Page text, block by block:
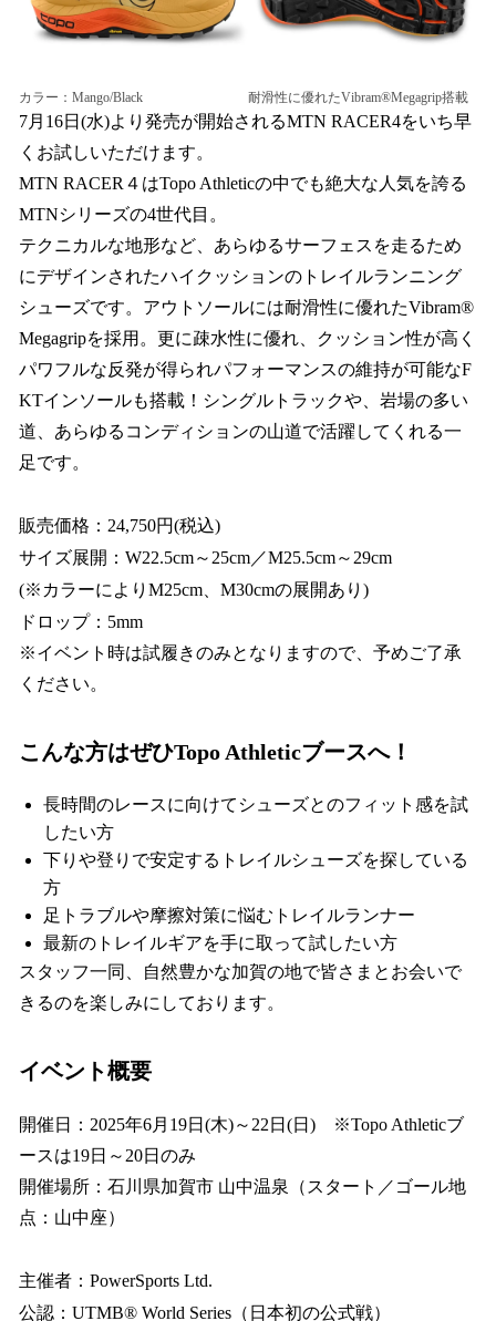
カラー：Mango/Black 耐滑性に優れたVibram®Megagrip搭載
7月16日(水)より発売が開始されるMTN RACER4をいち早
くお試しいただけます。
MTN RACER４はTopo Athleticの中でも絶大な人気を誇る
MTNシリーズの4世代目。
テクニカルな地形など、あらゆるサーフェスを走るため
にデザインされたハイクッションのトレイルランニング
シューズです。アウトソールには耐滑性に優れたVibram®
Megagripを採用。更に疎水性に優れ、クッション性が高く
パワフルな反発が得られパフォーマンスの維持が可能なF
KTインソールも搭載！シングルトラックや、岩場の多い
道、あらゆるコンディションの山道で活躍してくれる一
足です。
販売価格：24,750円(税込)
サイズ展開：W22.5cm～25cm／M25.5cm～29cm
(※カラーによりM25cm、M30cmの展開あり)
ドロップ：5mm
※イベント時は試履きのみとなりますので、予めご了承
ください。
こんな方はぜひTopo Athleticブースへ！
長時間のレースに向けてシューズとのフィット感を試
したい方
下りや登りで安定するトレイルシューズを探している
方
足トラブルや摩擦対策に悩むトレイルランナー
最新のトレイルギアを手に取って試したい方
スタッフ一同、自然豊かな加賀の地で皆さまとお会いで
きるのを楽しみにしております。
イベント概要
開催日：2025年6月19日(木)～22日(日) ※Topo Athleticブ
ースは19日～20日のみ
開催場所：石川県加賀市 山中温泉（スタート／ゴール地
点：山中座）
主催者：PowerSports Ltd.
公認：UTMB® World Series（日本初の公式戦）